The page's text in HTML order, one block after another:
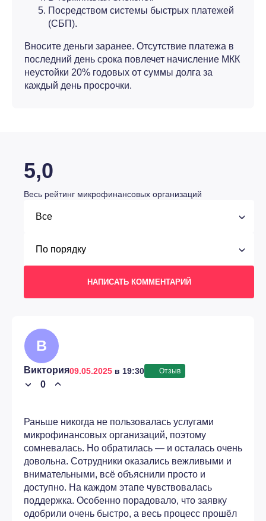
Посредством системы быстрых платежей
(СБП).
Вносите деньги заранее. Отсутствие платежа в
последний день срока повлечет начисление МКК
неустойки 20% годовых от суммы долга за
каждый день просрочки.
5,0
Весь рейтинг микрофинансовых организаций
НАПИСАТЬ КОММЕНТАРИЙ
В
Виктория09.05.2025 в 19:30 Отзыв
› 0 ›
Раньше никогда не пользовалась услугами
микрофинансовых организаций, поэтому
сомневалась. Но обратилась — и осталась очень
довольна. Сотрудники оказались вежливыми и
внимательными, всё объяснили просто и
доступно. На каждом этапе чувствовалась
поддержка. Особенно порадовало, что заявку
одобрили очень быстро, а весь процесс прошёл